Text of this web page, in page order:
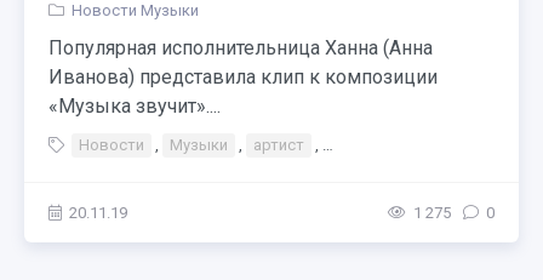
Новости Музыки
Популярная исполнительница Ханна (Анна
Иванова) представила клип к композиции
«Музыка звучит»....
Новости , Музыки , артист , Ханна — Музыка звучит
20.11.19 1 275 0